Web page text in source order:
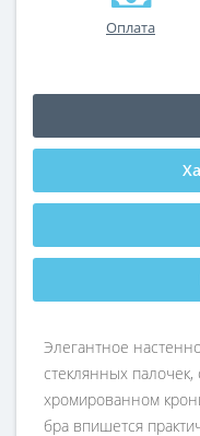
Оплата
Элегантное
стеклянных
хромированном
бра впишется